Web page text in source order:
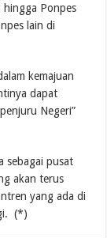
hingga Ponpes
lain di
kemajuan
dapat
Negeri”
sebagai pusat
akan terus
yang ada di
(*)